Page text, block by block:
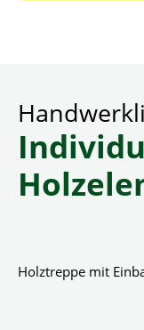
Holztreppe mit